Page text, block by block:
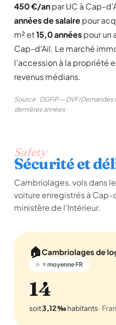
450 €/anpar UC à Cap-
années de salairepour
m² et15,0 annéespour un
Cap-d'Ail. Le marché
l'accession à la propriété
revenus médians.
Source : DGFiP — DVF (Demandes
dernières années
Safety
Sécurité et
Cambriolages, vols dans
voiture enregistrés à Cap-
ministère de l'Intérieur.
🏠Cambriolages de
≈ moyenne FR
14
soit3,12 ‰habitants·